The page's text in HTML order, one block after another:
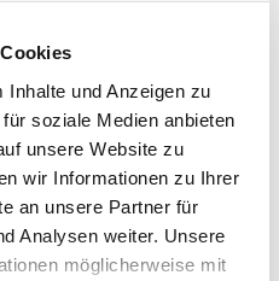
und Anzeigen zu
soziale Medien anbieten
unsere Website zu
wir Informationen zu Ihrer
an unsere Partner für
Analysen weiter. Unsere
möglicherweise mit